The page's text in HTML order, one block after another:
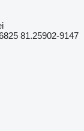
81.25902-9147